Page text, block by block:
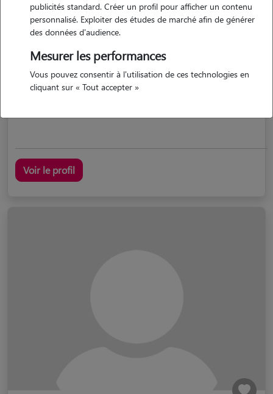
Valerie
TOURS 37000
maison possède des animaux
Voir le profil
publicités standard. Créer un profil pour afficher un contenu
personnalisé. Exploiter des études de marché afin de générer
des données d'audience.
Mesurer les performances
Vous pouvez consentir à l'utilisation de ces technologies en
cliquant sur « Tout accepter »